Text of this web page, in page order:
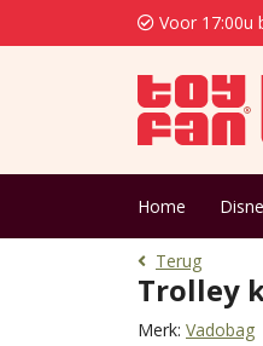
Voor 17:00u
Home
Terug
Trolley
Merk: Vadobag